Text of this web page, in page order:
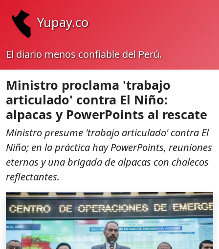
Yupay.co
El diario menos confiable del Perú.
Ministro proclama 'trabajo
articulado' contra El Niño:
alpacas y PowerPoints al rescate
Ministro presume 'trabajo articulado' contra El
Niño; en la práctica hay PowerPoints, reuniones
eternas y una brigada de alpacas con chalecos
reflectantes.